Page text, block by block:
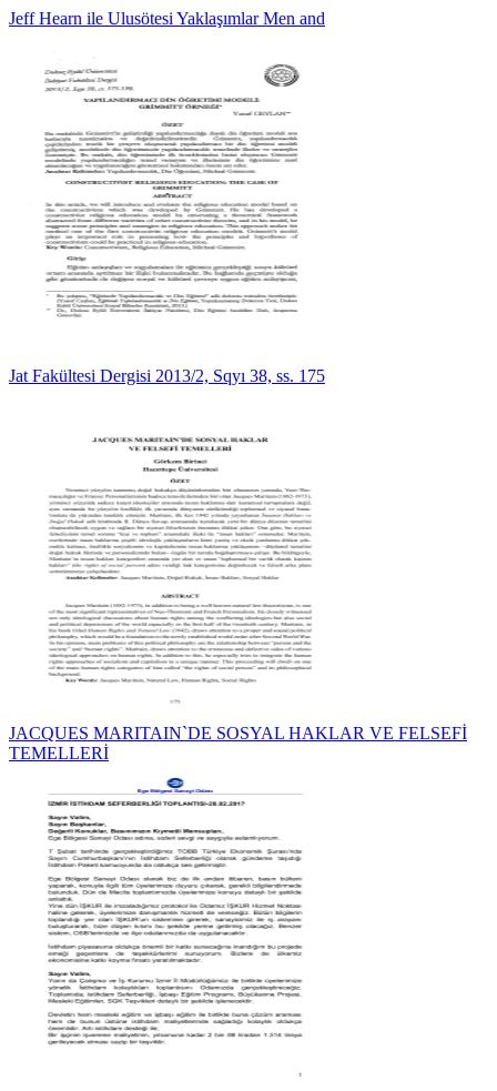
Jeff Hearn ile Ulusötesi Yaklaşımlar Men and
Jat Fakültesi Dergisi 2013/2, Sqyı 38, ss. 175
JACQUES MARITAIN`DE SOSYAL HAKLAR VE FELSEFİ
TEMELLERİ